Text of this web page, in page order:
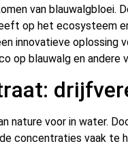
van blauwalgbloei.
op het ecosysteem
innovatieve oplossing
op blauwalg en andere
nature voor in water.
concentraties vaak te